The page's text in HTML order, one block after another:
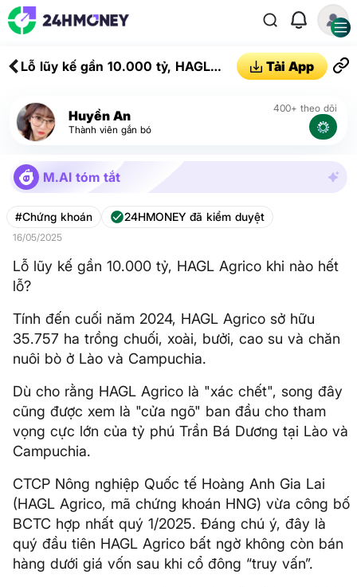
Lỗ lũy kế gần 10.000 tỷ, HAGL
Tải App
Huyền An
Thành viên gắn bó
400+ theo dõi
M.AI tóm tắt
#Chứng khoán 24HMONEY đã kiểm duyệt
16/05/2025
Lỗ lũy kế gần 10.000 tỷ, HAGL Agrico khi nào hết
lỗ?
Tính đến cuối năm 2024, HAGL Agrico sở hữu
35.757 ha trồng chuối, xoài, bưởi, cao su và chăn
nuôi bò ở Lào và Campuchia.
Dù cho rằng HAGL Agrico là "xác chết", song đây
cũng được xem là "cửa ngõ" ban đầu cho tham
vọng cực lớn của tỷ phú Trần Bá Dương tại Lào và
Campuchia.
CTCP Nông nghiệp Quốc tế Hoàng Anh Gia Lai
(HAGL Agrico, mã chứng khoán HNG) vừa công bố
BCTC hợp nhất quý 1/2025. Đáng chú ý, đây là
quý đầu tiên HAGL Agrico bất ngờ không còn bán
hàng dưới giá vốn sau khi cổ đông “truy vấn”.